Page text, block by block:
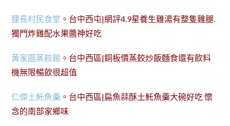
狸長村民食堂 。台中西屯|網評4.9星養生雞湯有整隻雞腿.
獨門炸雞配水果醬神好吃
黃家園蒸餃館 。台中西區|銅板價蒸餃炒飯麵食還有飲料
機無限暢飲很超值
仁傑土魠魚羹 。台中西區|扁魚蒜酥土魠魚羹大碗好吃 懷
念的南部家鄉味